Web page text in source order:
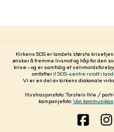
Kirkens SOS er landets største
ønsker å fremme livsmot og håp for den
krise – og er samtidig et
omfatter 11 SOS-sentre rundt i
Vi er en del av kirkens diakonale
Illustrasjonsfoto: Torstein Ihle /
kampanjefoto: Von